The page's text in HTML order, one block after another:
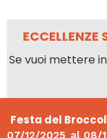
ECCELLENZE
Se vuoi mettere
Festa del
07/12/2025 al 08/